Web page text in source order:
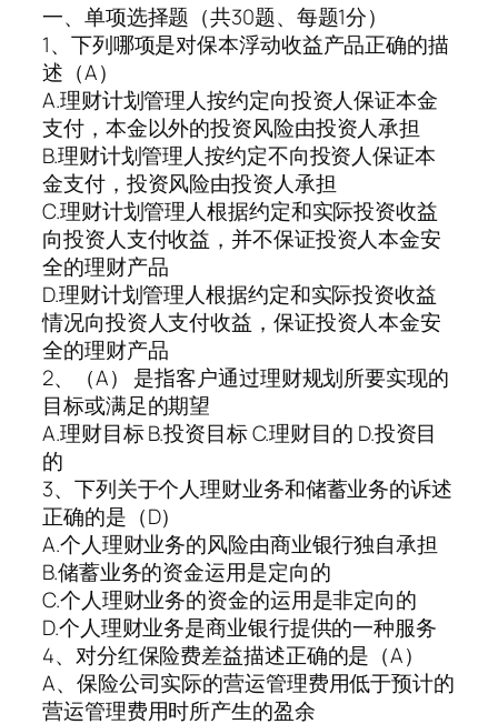
一、单项选择题（共30题、每题1分）
1、下列哪项是对保本浮动收益产品正确的描
述（A）
A.理财计划管理人按约定向投资人保证本金
支付，本金以外的投资风险由投资人承担
B.理财计划管理人按约定不向投资人保证本
金支付，投资风险由投资人承担
C.理财计划管理人根据约定和实际投资收益
向投资人支付收益，并不保证投资人本金安
全的理财产品
D.理财计划管理人根据约定和实际投资收益
情况向投资人支付收益，保证投资人本金安
全的理财产品
2、（A） 是指客户通过理财规划所要实现的
目标或满足的期望
A.理财目标 B.投资目标 C.理财目的 D.投资目
的
3、下列关于个人理财业务和储蓄业务的诉述
正确的是（D）
A.个人理财业务的风险由商业银行独自承担
B.储蓄业务的资金运用是定向的
C.个人理财业务的资金的运用是非定向的
D.个人理财业务是商业银行提供的一种服务
4、对分红保险费差益描述正确的是（A）
A、保险公司实际的营运管理费用低于预计的
营运管理费用时所产生的盈余